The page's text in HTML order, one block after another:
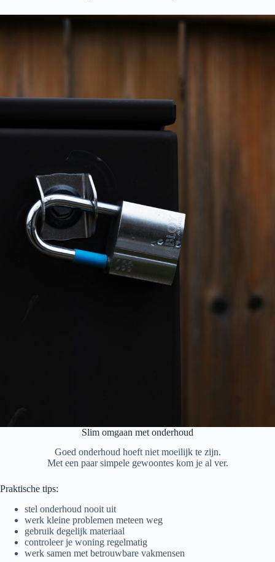
Slim omgaan met onderhoud
Goed onderhoud hoeft niet moeilijk te zijn.
Met een paar simpele gewoontes kom je al ver.
Praktische tips:
stel onderhoud nooit uit
werk kleine problemen meteen weg
gebruik degelijk materiaal
controleer je woning regelmatig
werk samen met betrouwbare vakmensen